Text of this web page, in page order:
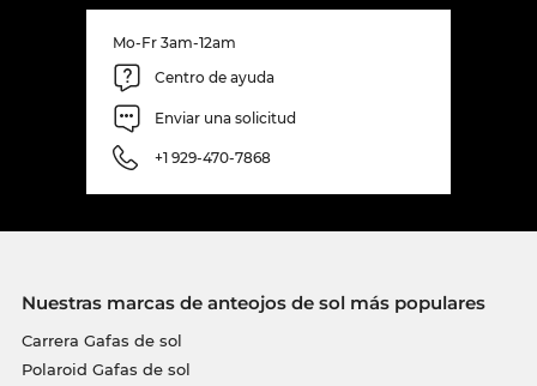
Mo-Fr 3am-12am
Centro de ayuda
Enviar una solicitud
+1 929-470-7868
Nuestras marcas de anteojos de sol más populares
Carrera Gafas de sol
Polaroid Gafas de sol